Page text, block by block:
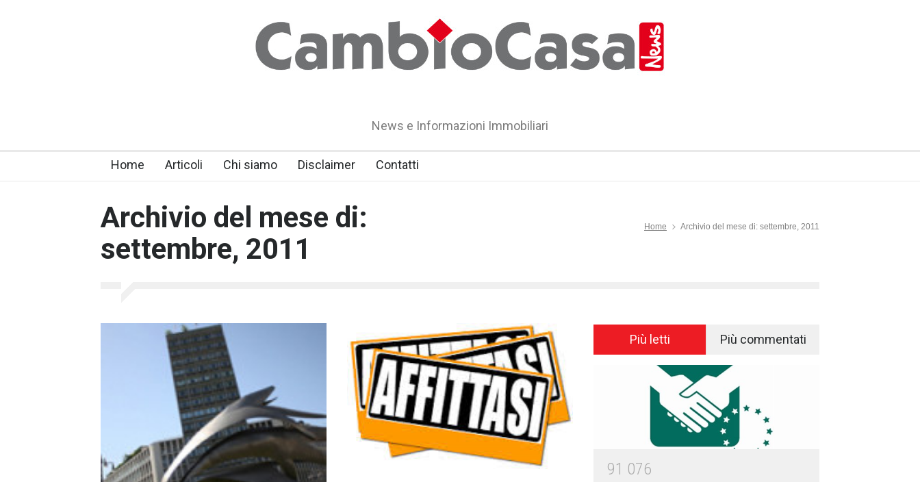
News e Informazioni Immobiliari
Home Articoli Chi siamo Disclaimer Contatti
Archivio del mese di:
settembre, 2011
Home Archivio del mese di: settembre, 2011
Più letti Più commentati
91 076